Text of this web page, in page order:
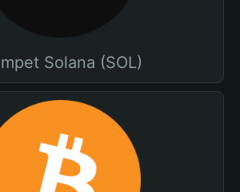
Solana (SOL)